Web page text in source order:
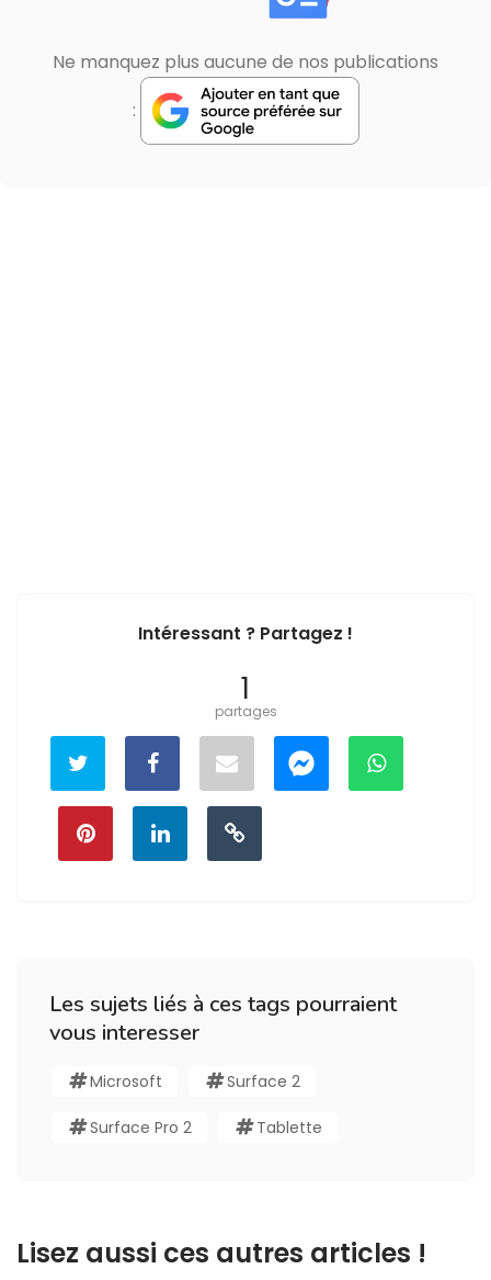
Ne manquez plus aucune de nos publications
:
Intéressant ? Partagez !
1
partages
Les sujets liés à ces tags pourraient
vous interesser
Microsoft Surface 2
Surface Pro 2 Tablette
Lisez aussi ces autres articles !